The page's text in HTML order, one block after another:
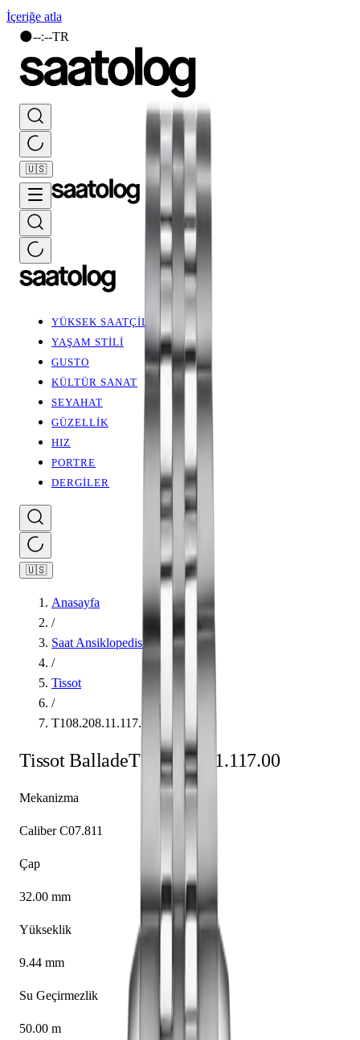
İçeriğe atla
🌑--:--TR
🇺🇸
YÜKSEK SAATÇİLİK
YAŞAM STİLİ
GUSTO
KÜLTÜR SANAT
SEYAHAT
GÜZELLİK
HIZ
PORTRE
DERGİLER
🇺🇸
Anasayfa
/
Saat Ansiklopedisi
/
Tissot
/
T108.208.11.117.00
Tissot BalladeT108.208.11.117.00
Mekanizma
Caliber C07.811
Çap
32.00 mm
Yükseklik
9.44 mm
Su Geçirmezlik
50.00 m